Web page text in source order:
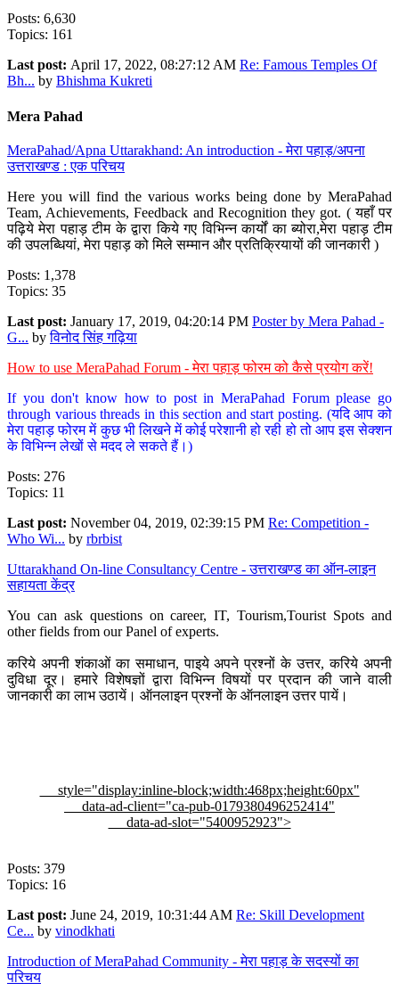
Posts: 6,630
Topics: 161
Last post: April 17, 2022, 08:27:12 AM Re: Famous Temples Of
Bh... by Bhishma Kukreti
Mera Pahad
MeraPahad/Apna Uttarakhand: An introduction - मेरा पहाड़/अपना
उत्तराखण्ड : एक परिचय
Here you will find the various works being done by MeraPahad
Team, Achievements, Feedback and Recognition they got. ( यहाँ पर
पढ़िये मेरा पहाड़ टीम के द्वारा किये गए विभिन्न कार्यों का ब्योरा,मेरा पहाड़ टीम
की उपलब्धियां, मेरा पहाड़ को मिले सम्मान और प्रतिक्रियायों की जानकारी )
Posts: 1,378
Topics: 35
Last post: January 17, 2019, 04:20:14 PM Poster by Mera Pahad -
G... byविनोद सिंह गढ़िया
How to use MeraPahad Forum - मेरा पहाड़ फोरम को कैसे प्रयोग करें!
If you don't know how to post in MeraPahad Forum please go
through various threads in this section and start posting. (यदि आप को
मेरा पहाड़ फोरम में कुछ भी लिखने में कोई परेशानी हो रही हो तो आप इस सेक्शन
के विभिन्न लेखों से मदद ले सकते हैं।)
Posts: 276
Topics: 11
Last post: November 04, 2019, 02:39:15 PM Re: Competition -
Who Wi... by rbrbist
Uttarakhand On-line Consultancy Centre - उत्तराखण्ड का ऑन-लाइन
सहायता केंद्र
You can ask questions on career, IT, Tourism,Tourist Spots and
other fields from our Panel of experts.
करिये अपनी शंकाओं का समाधान, पाइये अपने प्रश्नों के उत्तर, करिये अपनी
दुविधा दूर। हमारे विशेषज्ञों द्वारा विभिन्न विषयों पर प्रदान की जाने वाली
जानकारी का लाभ उठायें। ऑनलाइन प्रश्नों के ऑनलाइन उत्तर पायें।
style="display:inline-block;width:468px;height:60px"
data-ad-client="ca-pub-0179380496252414"
data-ad-slot="5400952923">
Posts: 379
Topics: 16
Last post: June 24, 2019, 10:31:44 AM Re: Skill Development
Ce... by vinodkhati
Introduction of MeraPahad Community - मेरा पहाड़ के सदस्यों का
परिचय